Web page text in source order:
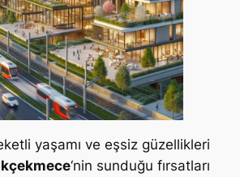
yaşamı ve eşsiz güzellikleri
‘nin sunduğu fırsatları